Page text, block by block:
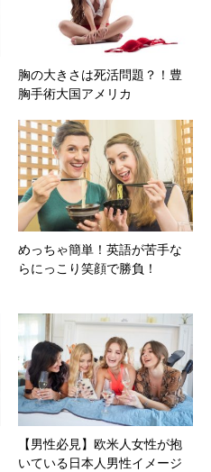
胸の大きさは死活問題？！豊
胸手術大国アメリカ
めっちゃ簡単！英語が苦手な
らにっこり笑顔で勝負！
【男性必見】欧米人女性が抱
いている日本人男性イメージ